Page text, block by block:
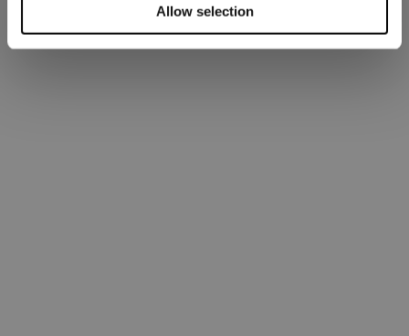
Allow selection